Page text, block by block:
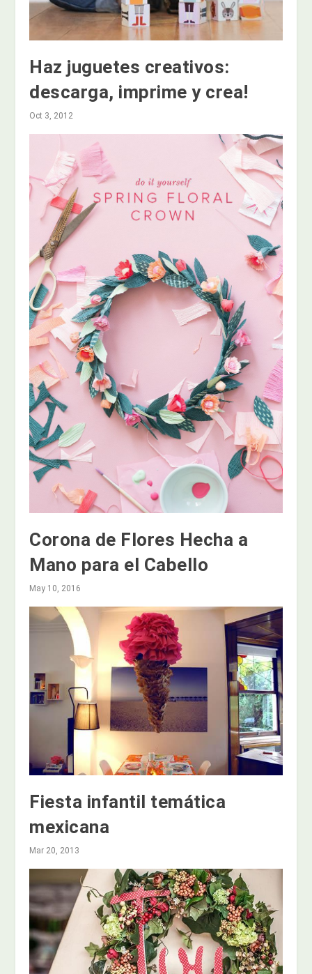
Haz juguetes creativos:
descarga, imprime y crea!
Oct 3, 2012
Corona de Flores Hecha a
Mano para el Cabello
May 10, 2016
Fiesta infantil temática
mexicana
Mar 20, 2013